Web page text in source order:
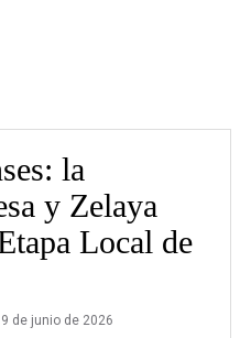
la
y Zelaya
Local de
de junio de 2026